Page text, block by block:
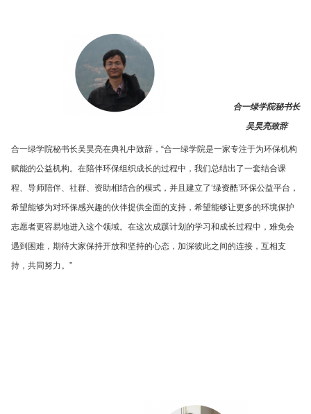
合一绿学院秘书长
吴昊亮致辞
合一绿学院秘书长吴昊亮在典礼中致辞，“合一绿学院是一家专注于为环保机构
赋能的公益机构。在陪伴环保组织成长的过程中，我们总结出了一套结合课
程、导师陪伴、社群、资助相结合的模式，并且建立了‘绿资酷’环保公益平台，
希望能够为对环保感兴趣的伙伴提供全面的支持，希望能够让更多的环境保护
志愿者更容易地进入这个领域。在这次成蹊计划的学习和成长过程中，难免会
遇到困难，期待大家保持开放和坚持的心态，加深彼此之间的连接，互相支
持，共同努力。”